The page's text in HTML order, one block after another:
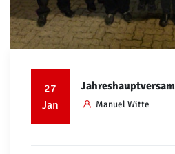
27
Jan
Manuel Witte